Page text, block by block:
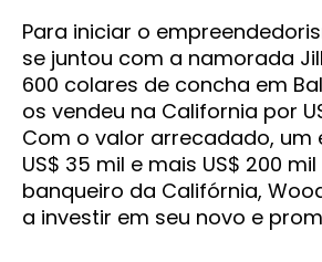
Para iniciar o
se juntou com a namorada
600 colares de concha em
os vendeu na California por
Com o valor arrecadado, um
US$ 35 mil e mais US$ 200
banqueiro da Califórnia,
a investir em seu novo e